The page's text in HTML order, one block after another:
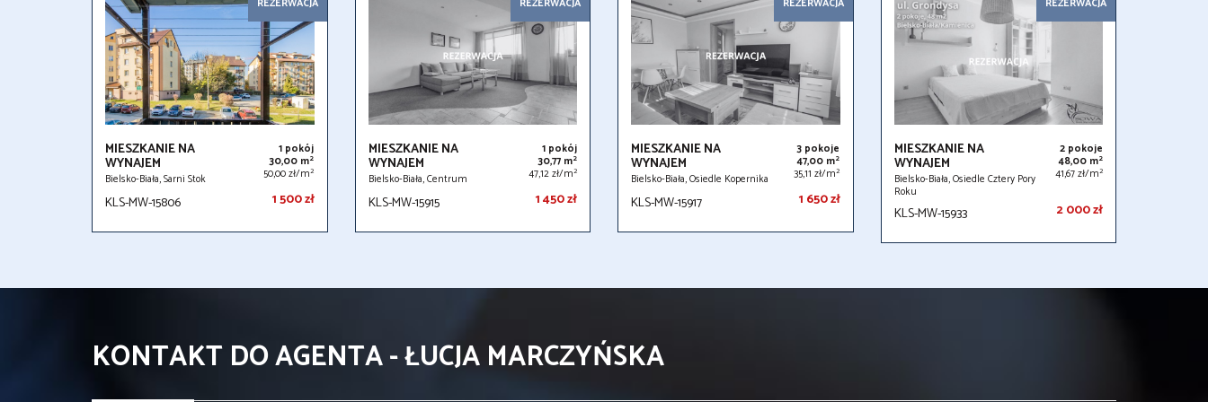
REZERWACJA
MIESZKANIE NA
WYNAJEM
Bielsko-Biała, Sarni Stok
1 pokój
30,00 m2
50,00 zł/m2
KLS-MW-15806 1 500 zł
REZERWACJA
MIESZKANIE NA
WYNAJEM
Bielsko-Biała, Centrum
1 pokój
30,77 m2
47,12 zł/m2
KLS-MW-15915 1 450 zł
REZERWACJA
MIESZKANIE NA
WYNAJEM
Bielsko-Biała, Osiedle Kopernika
3 pokoje
47,00 m2
35,11 zł/m2
KLS-MW-15917 1 650 zł
REZERWACJA
MIESZKANIE NA
WYNAJEM
Bielsko-Biała, Osiedle Cztery Pory
Roku
2 pokoje
48,00 m2
41,67 zł/m2
KLS-MW-15933 2 000 zł
KONTAKT DO AGENTA - ŁUCJA MARCZYŃSKA